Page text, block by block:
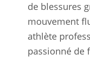
de blessures
mouvement
athlète
passionné de